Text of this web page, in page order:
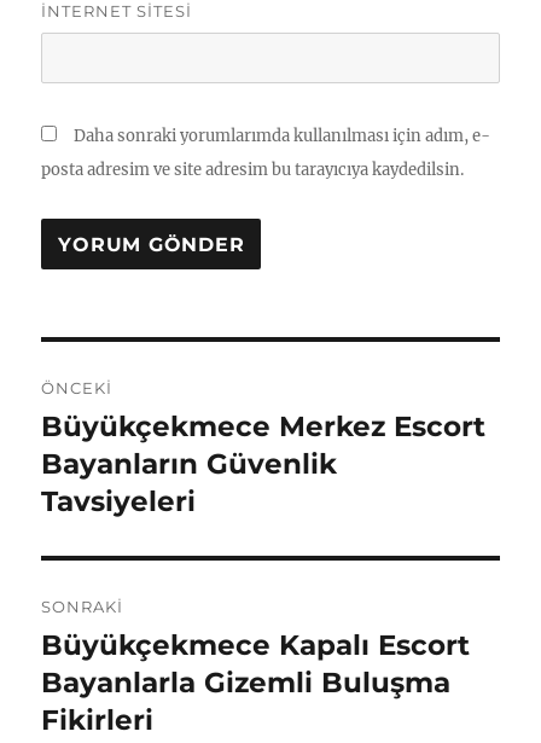
İNTERNET SITESI
Daha sonraki yorumlarımda kullanılması için adım, e-
posta adresim ve site adresim bu tarayıcıya kaydedilsin.
gezinmesi
ÖNCEKI
Önceki
yazı:
Büyükçekmece Merkez Escort
Bayanların Güvenlik
Tavsiyeleri
SONRAKI
Sonraki
yazı:
Büyükçekmece Kapalı Escort
Bayanlarla Gizemli Buluşma
Fikirleri